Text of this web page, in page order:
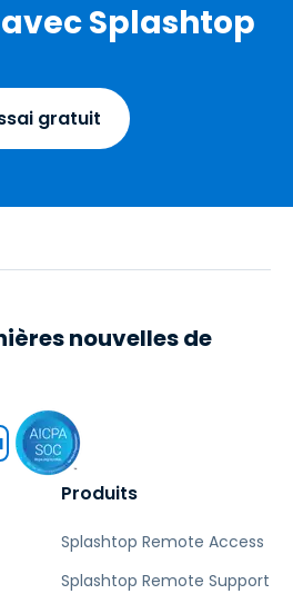
Splashtop
gratuit
Produits
Splashtop Remote Access
Splashtop Remote Support
nouvelles de